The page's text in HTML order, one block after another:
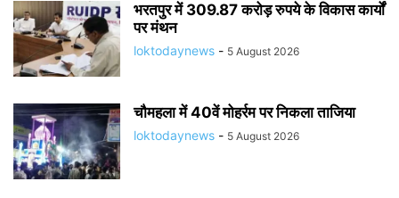
भरतपुर में 309.87 करोड़ रुपये के विकास कार्यों
पर मंथन
loktodaynews - 5 August 2026
चौमहला में 40वें मोहर्रम पर निकला ताजिया
loktodaynews - 5 August 2026